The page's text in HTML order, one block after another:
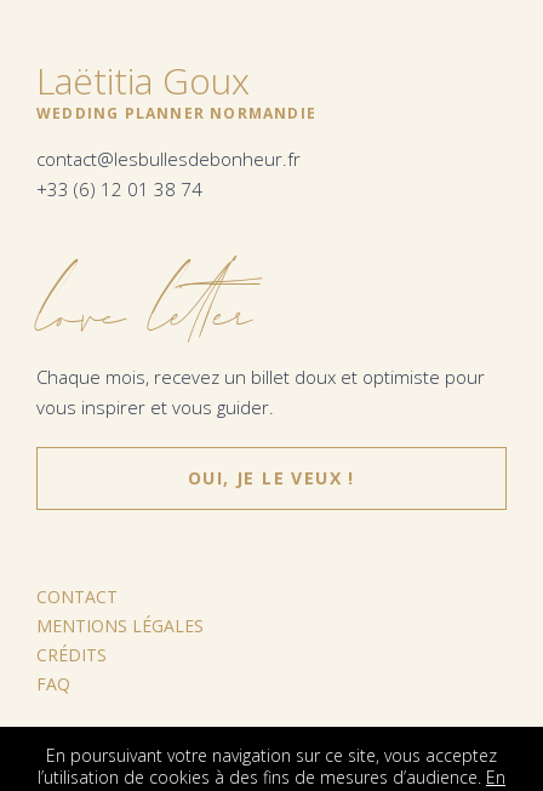
Laëtitia Goux
WEDDING PLANNER NORMANDIE
contact@lesbullesdebonheur.fr
+33 (6) 12 01 38 74
love letter
Chaque mois, recevez un billet doux et optimiste pour
vous inspirer et vous guider.
OUI, JE LE VEUX !
CONTACT
MENTIONS LÉGALES
CRÉDITS
FAQ
En poursuivant votre navigation sur ce site, vous acceptez
l’utilisation de cookies à des fins de mesures d’audience. En